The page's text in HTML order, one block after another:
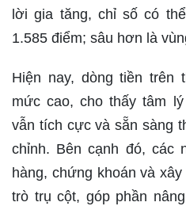
lời gia tăng, chỉ số có
1.585 điểm; sâu hơn là
Hiện nay, dòng tiền
mức cao, cho thấy tâm
vẫn tích cực và sẵn sàng
chỉnh. Bên cạnh đó, các
hàng, chứng khoán và
trò trụ cột, góp phần